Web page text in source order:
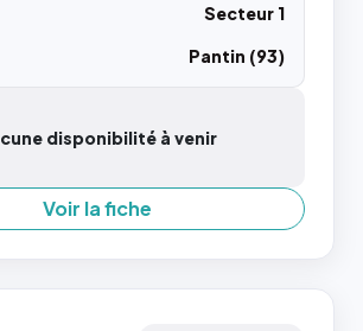
Secteur 1
Pantin (93)
disponibilité à venir
Voir la fiche